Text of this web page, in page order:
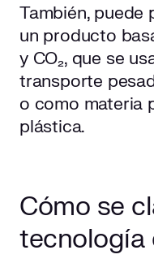
También, puede
un producto
y CO₂, que se
transporte
o como materia
plástica.
Cómo se
tecnología